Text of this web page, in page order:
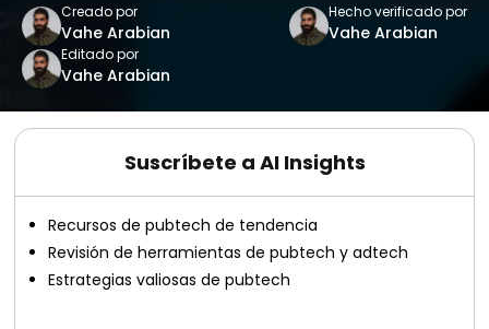
Creado por
Vahe Arabian
Hecho verificado por
Vahe Arabian
Editado por
Vahe Arabian
Suscríbete a AI Insights
Recursos de pubtech de tendencia
Revisión de herramientas de pubtech y adtech
Estrategias valiosas de pubtech